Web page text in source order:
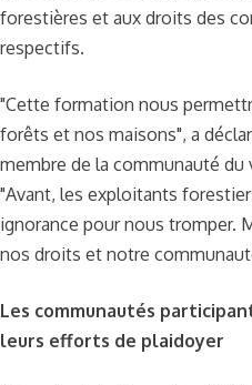
forestières et aux droits des
respectifs.
"Cette formation nous
forêts et nos maisons", a
membre de la communauté du
"Avant, les exploitants
ignorance pour nous tromper.
nos droits et notre
Les communautés
leurs efforts de plaidoyer